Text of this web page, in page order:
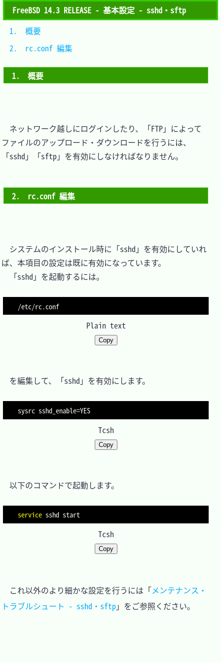
FreeBSD 14.3 RELEASE - 基本設定 - sshd・sftp
1.　概要
ネットワーク越しにログインしたり、「FTP」によって
ファイルのアップロード・ダウンロードを行うには、
「sshd」「sftp」を有効にしなければなりません。
2.　rc.conf 編集
システムのインストール時に「sshd」を有効にしていれ
ば、本項目の設定は既に有効になっています。
「sshd」を起動するには。
Plain text
Copy
を編集して、「sshd」を有効にします。
sysrc sshd_enable=
Tcsh
Copy
以下のコマンドで起動します。
service
Tcsh
Copy
これ以外のより細かな設定を行うには「メンテナンス・
トラブルシュート - sshd・sftp」をご参照ください。